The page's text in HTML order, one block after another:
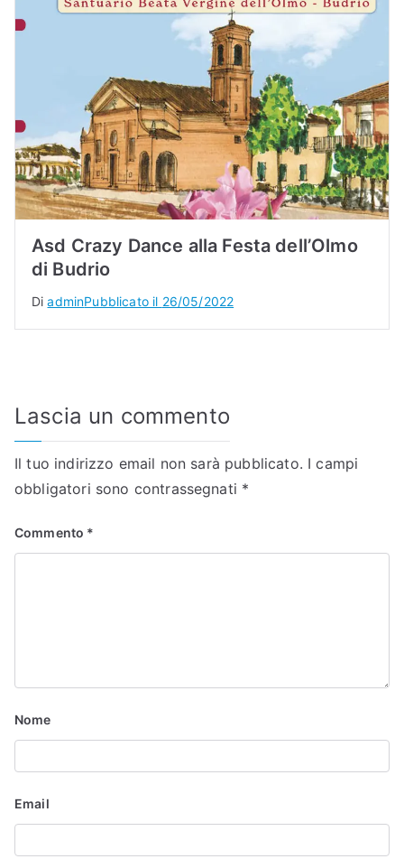
Asd Crazy Dance alla Festa dell’Olmo
di Budrio
DiadminPubblicato il 26/05/2022
Lascia un commento
Il tuo indirizzo email non sarà pubblicato. I campi
obbligatori sono contrassegnati *
Commento *
Nome
Email